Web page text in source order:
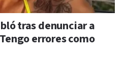
tras denunciar a
errores como